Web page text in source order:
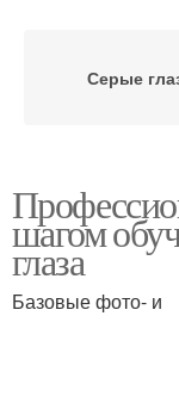
Серые
Зеленые
шагом
глаза
Базовые фото- и